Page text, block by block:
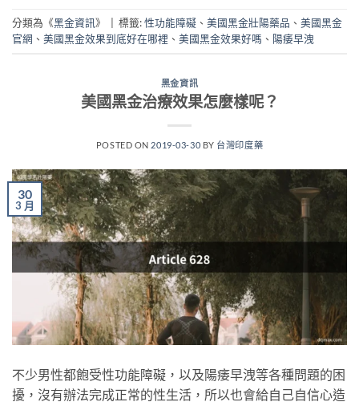
分類為《黑金資訊》 標籤:性功能障礙 、 美國黑金壯陽藥品 、 美國黑金
官網 、 美國黑金效果到底好在哪裡 、 美國黑金效果好嗎 、 陽痿早洩
黑金資訊
美國黑金治療效果怎麼樣呢？
POSTED ON 2019-03-30 BY 台灣印度藥
30
3 月
不少男性都飽受性功能障礙，以及陽痿早洩等各種問題的困
擾，沒有辦法完成正常的性生活，所以也會給自己自信心造